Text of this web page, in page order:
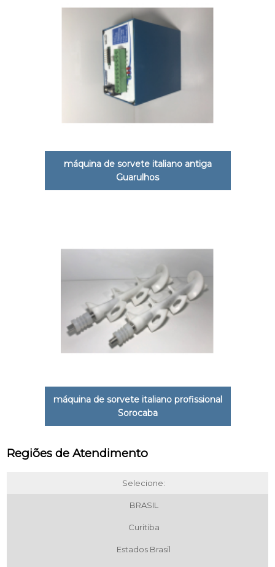
máquina de sorvete italiano antiga
Guarulhos
máquina de sorvete italiano profissional
Sorocaba
Regiões de Atendimento
Selecione:
BRASIL
Curitiba
Estados Brasil